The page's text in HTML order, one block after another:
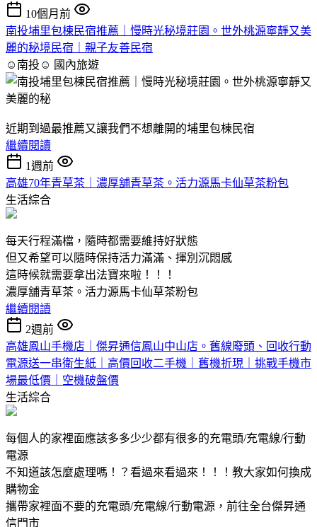
10個月前
南投埔里包棟民宿推薦｜慢時光秘境莊園。世外桃源寧靜又美
麗的秘境民宿｜親子友善民宿
☺南投☺ 國內旅遊
近期到過最推薦又讓我們不想離開的埔里包棟民宿
繼續閱讀
1週前
高雄70年青草茶｜濃厚舖青草茶。活力源馬卡仙草茶粉包
生活綜合
每天行程滿檔，隨時都需要維持好狀態
但又希望可以隨時保持活力滿滿、揮別沉悶感
這時候就需要拿出法寶來啦！！！
濃厚舖青草茶。活力源馬卡仙草茶粉包
繼續閱讀
2週前
高雄鳳山手機店｜傑昇通信鳳山中山店。舊線廢頭、回收行動
電源送一串衛生紙｜高價回收二手機｜舊機折現｜挑戰手機市
場最低價｜空機破盤價
生活綜合
每個人的家裡面應該多多少少都有很多的充電頭/充電線/行動
電源
不知道該怎麼處理嗎！？看過來看過來！！！教大家如何換成
購物金
攜帶家裡面不要的充電頭/充電線/行動電源，前往全台傑昇通
信門市